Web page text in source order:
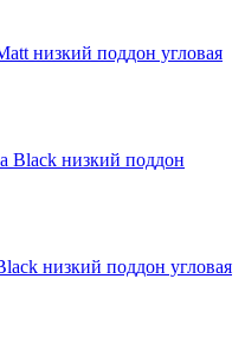
низкий поддон угловая
низкий поддон угловая